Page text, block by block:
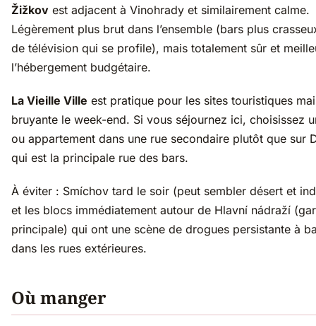
Žižkov est adjacent à Vinohrady et similairement calme.
Légèrement plus brut dans l’ensemble (bars plus
de télévision qui se profile), mais totalement sûr et
l’hébergement budgétaire.
La Vieille Ville est pratique pour les sites touristiques
bruyante le week-end. Si vous séjournez ici, choisissez
ou appartement dans une rue secondaire plutôt que sur
qui est la principale rue des bars.
À éviter : Smíchov tard le soir (peut sembler désert et
et les blocs immédiatement autour de Hlavní nádraží
principale) qui ont une scène de drogues persistante à
dans les rues extérieures.
Où manger